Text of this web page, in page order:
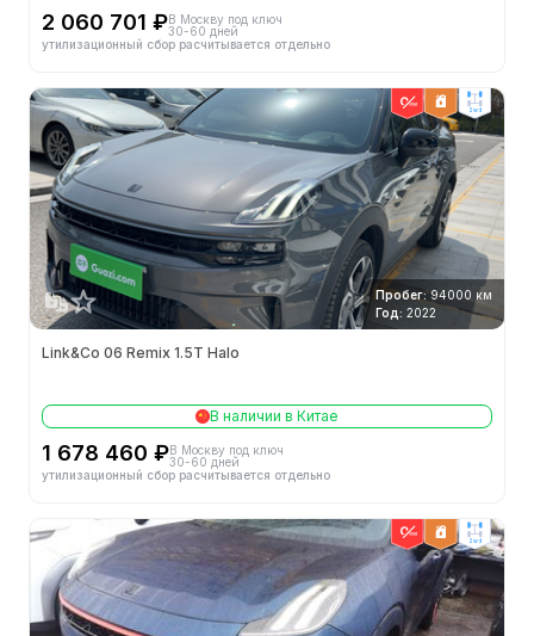
2 060 701 ₽В Москву под ключ
30-60 дней
утилизационный сбор расчитывается отдельно
2wd
Пробег: 94000 км
Год: 2022
Link&Co 06 Remix 1.5T Halo
В наличии в Китае
1 678 460 ₽В Москву под ключ
30-60 дней
утилизационный сбор расчитывается отдельно
2wd